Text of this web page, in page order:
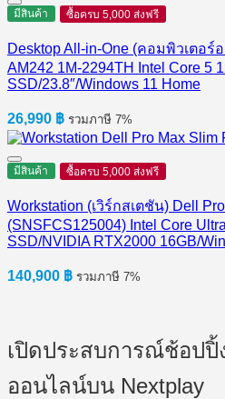
มีสินค้า ซื้อครบ 5,000 ส่งฟรี
Desktop All-in-One (คอมพิวเตอร์
AM242 1M-2294TH Intel Core 5
SSD/23.8″/Windows 11 Home
26,990 ฿ รวมภาษี 7%
มีสินค้า ซื้อครบ 5,000 ส่งฟรี
Workstation (เวิร์กสเตชัน) Dell
(SNSFCS125004) Intel Core
SSD/NVIDIA RTX2000 16GB/
140,900 ฿ รวมภาษี 7%
เปิดประสบการณ์ช้อป
ออนไลน์บน Nextplay